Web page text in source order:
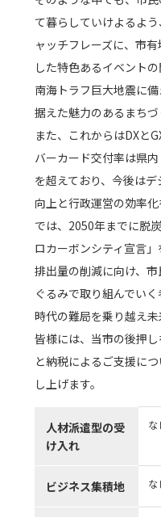
て暮らしていけよるよ
ャッチフレーズに、市
した特色あるイベント
南海トラフ巨大地震に
据えた魅力のあるまちづ
また、これからはDXと
バーカード交付率は県
を超えており、今後は
向上と行政運営の効率
では、2050年までに脱
ロカーボンシティ宣言
排出量の削減に向け、
ぐるみで取り組んでいく
時代の難局を乗り越え
皆様には、当市の後押
と納税によるご支援に
し上げます。
人材派遣型の受
け入れ
な
ビジネス集積地 な